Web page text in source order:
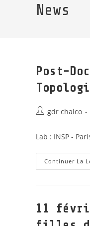
News
Post-
gdr chalco
Lab : INSP -
Continuer La
11